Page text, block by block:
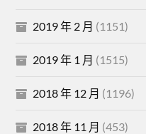
2019 年 2 月 (1151)
2019 年 1 月 (1515)
2018 年 12 月 (1196)
2018 年 11 月 (453)